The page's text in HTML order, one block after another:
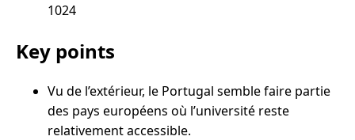
1024
Key points
Vu de l’extérieur, le Portugal semble faire partie
des pays européens où l’université reste
relativement accessible.